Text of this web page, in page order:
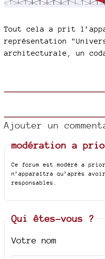
Tout cela a prit
représentation
architecturale, un
Ajouter un
modération a
Ce forum est modéré a
n’apparaîtra qu’après
responsables.
Qui êtes-vous ?
Votre nom